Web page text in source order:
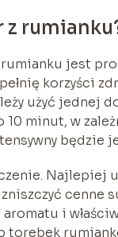
jest
korzyści
użyć jednej
minut, w
będzie
Najlepiej
aromatu i